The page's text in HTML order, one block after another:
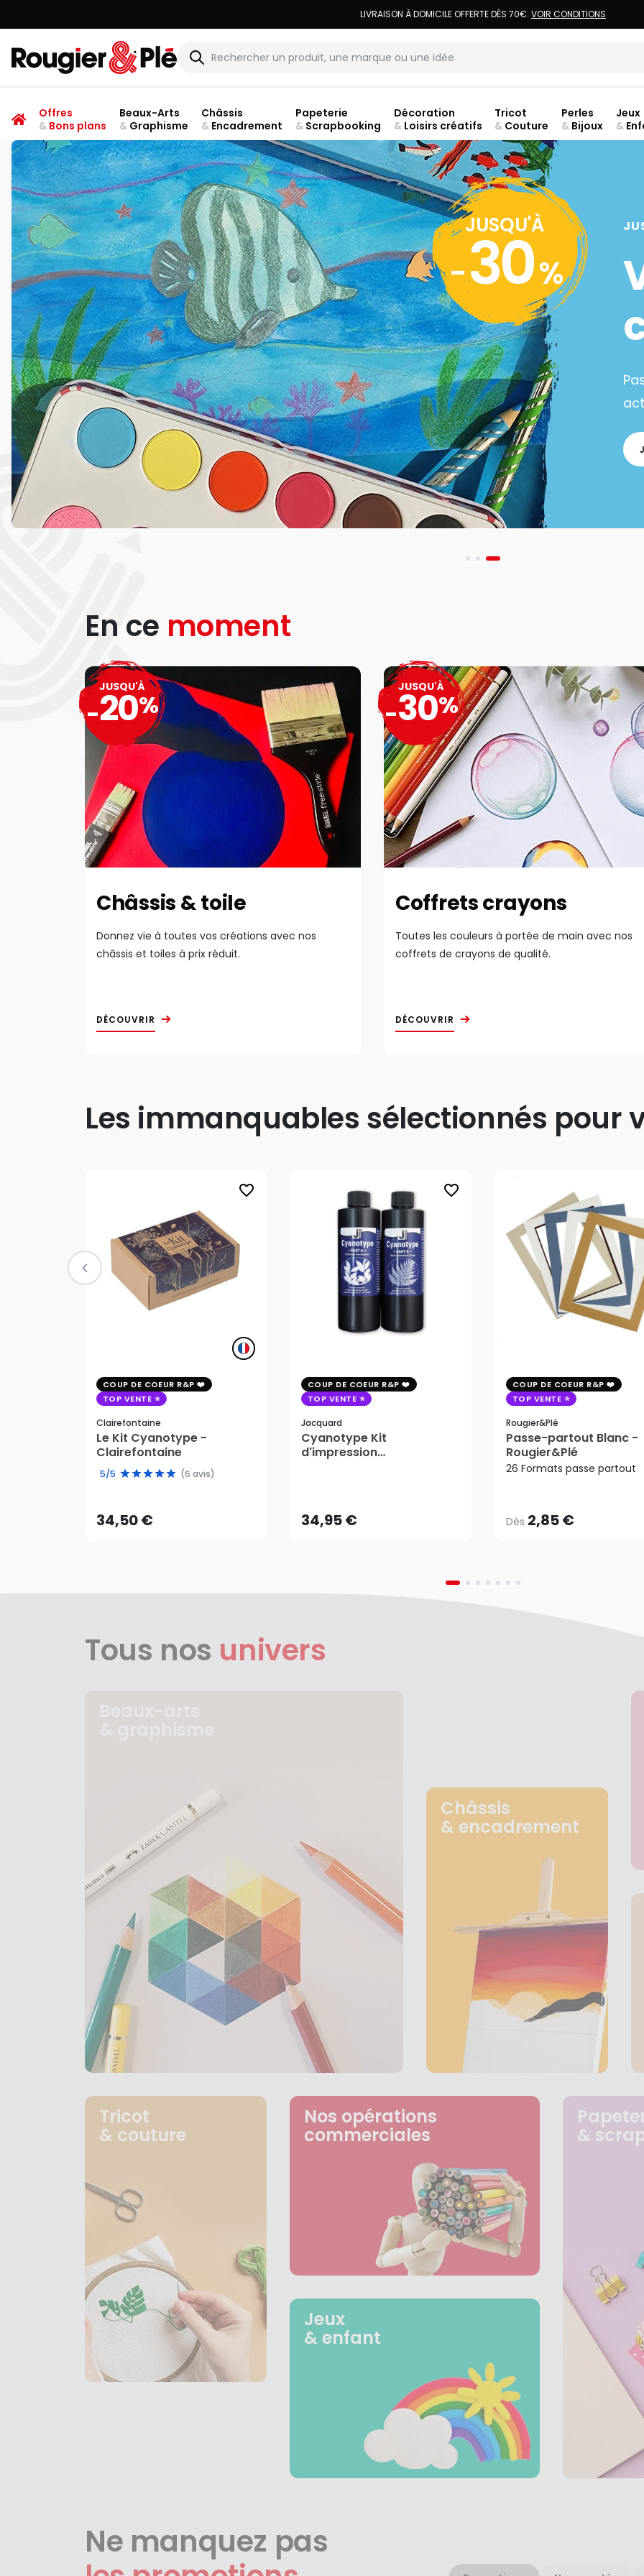
LIVRAISON À DOMICILE OFFERTE DÈS 70€. VOIR CONDITIONS
Rougier & Plé
Offres
&Bons plans
Beaux-Arts
&Graphisme
Châssis
&Encadrement
Papeterie
&Scrapbooking
Décoration
&Loisirs créatifs
Tricot
& Couture
Perles
& Bijoux
Jeux
&
JUSQU'À
-30%
En ce moment
Châssis & toile
Donnez vie à toutes vos créations avec nos
châssis et toiles à prix réduit.
DÉCOUVRIR
JUSQU'À
-20%
Coffrets crayons
Toutes les couleurs à portée de main avec nos
coffrets de crayons de qualité.
DÉCOUVRIR
JUSQU'À
-30%
Les immanquables sélectionnés pour
favorite_border
COUP DE COEUR R&P
TOP VENTE
Clairefontaine
Le Kit Cyanotype -
Clairefontaine
5/5 (6 avis)
34,50 €
34,50 €
AJOUTER AU PANIER
favorite_border
COUP DE COEUR R&P
TOP VENTE
Jacquard
Cyanotype Kit
d'impression
34,95 €AJOUTER AU PANIER
COUP DE COEUR R&P
TOP VENTE
Rougier&plé
Passe-partout Blanc -
Rougier&Plé
26 Formats passe partout
Dès 2,85 €
Dès2,85 €
Tous nos univers
Châssis
& encadrement
Tricot
& couture
Nos opérations
commerciales
Jeux
& enfant
&
Ne manquez pas